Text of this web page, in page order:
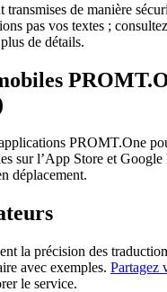
transmises de manière
pas vos textes ;
de détails.
PROMT.One
sur l’App Store et Google
déplacement.
la précision des
avec exemples. Partagez
le service.